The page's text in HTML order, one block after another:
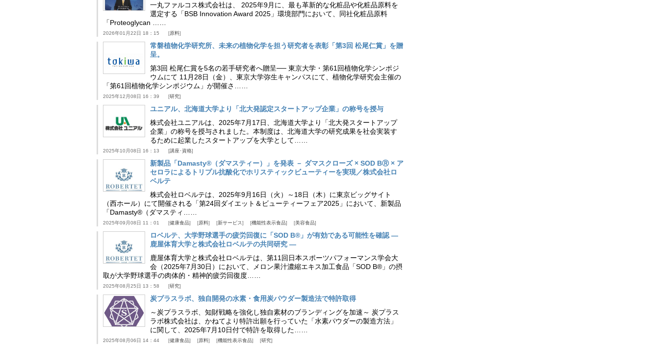
一丸ファルコス株式会社は、 2025年9月に、最も革新的な化粧品や化粧品原料を
選定する「BSB Innovation Award 2025」環境部門において、同社化粧品原料
「Proteoglycan ……
2026年01月22日 18：15 原料
常磐植物化学研究所、未来の植物化学を担う研究者を表彰「第3回 松尾仁賞」を贈
呈。
第3回 松尾仁賞を5名の若手研究者へ贈呈── 東京大学・第61回植物化学シンポジ
ウムにて 11月28日（金）、東京大学弥生キャンパスにて、植物化学研究会主催の
「第61回植物化学シンポジウム」が開催さ……
2025年12月08日 16：39 研究
ユニアル、北海道大学より「北大発認定スタートアップ企業」の称号を授与
株式会社ユニアルは、2025年7月17日、北海道大学より「北大発スタートアップ
企業」の称号を授与されました。本制度は、北海道大学の研究成果を社会実装す
るために起業したスタートアップを大学として……
2025年10月08日 16：13 講座･資格
新製品「Damasty®（ダマスティー）」を発表 － ダマスクローズ × SOD BⓇ × ア
セロラによるトリプル抗酸化でホリスティックビューティーを実現／株式会社ロ
ベルテ
株式会社ロベルテは、2025年9月16日（火）～18日（木）に東京ビッグサイト
（西ホール）にて開催される「第24回ダイエット＆ビューティーフェア2025」において、新製品
「Damasty®（ダマスティ……
2025年09月08日 11：01 健康食品 原料 新サービス 機能性表示食品 美容食品
ロベルテ、大学野球選手の疲労回復に「SOD B®」が有効である可能性を確認 ―
鹿屋体育大学と株式会社ロベルテの共同研究 ―
鹿屋体育大学と株式会社ロベルテは、第11回日本スポーツパフォーマンス学会大
会（2025年7月30日）において、メロン果汁濃縮エキス加工食品「SOD B®」の摂
取が大学野球選手の肉体的・精神的疲労回復度……
2025年08月25日 13：58 研究
炭プラスラボ、独自開発の水素・食用炭パウダー製造法で特許取得
～炭プラスラボ、知財戦略を強化し独自素材のブランディングを加速～ 炭プラス
ラボ株式会社は、かねてより特許出願を行っていた「水素パウダーの製造方法」
に関して、2025年7月10日付で特許を取得した……
2025年08月06日 14：44 健康食品 原料 機能性表示食品 研究